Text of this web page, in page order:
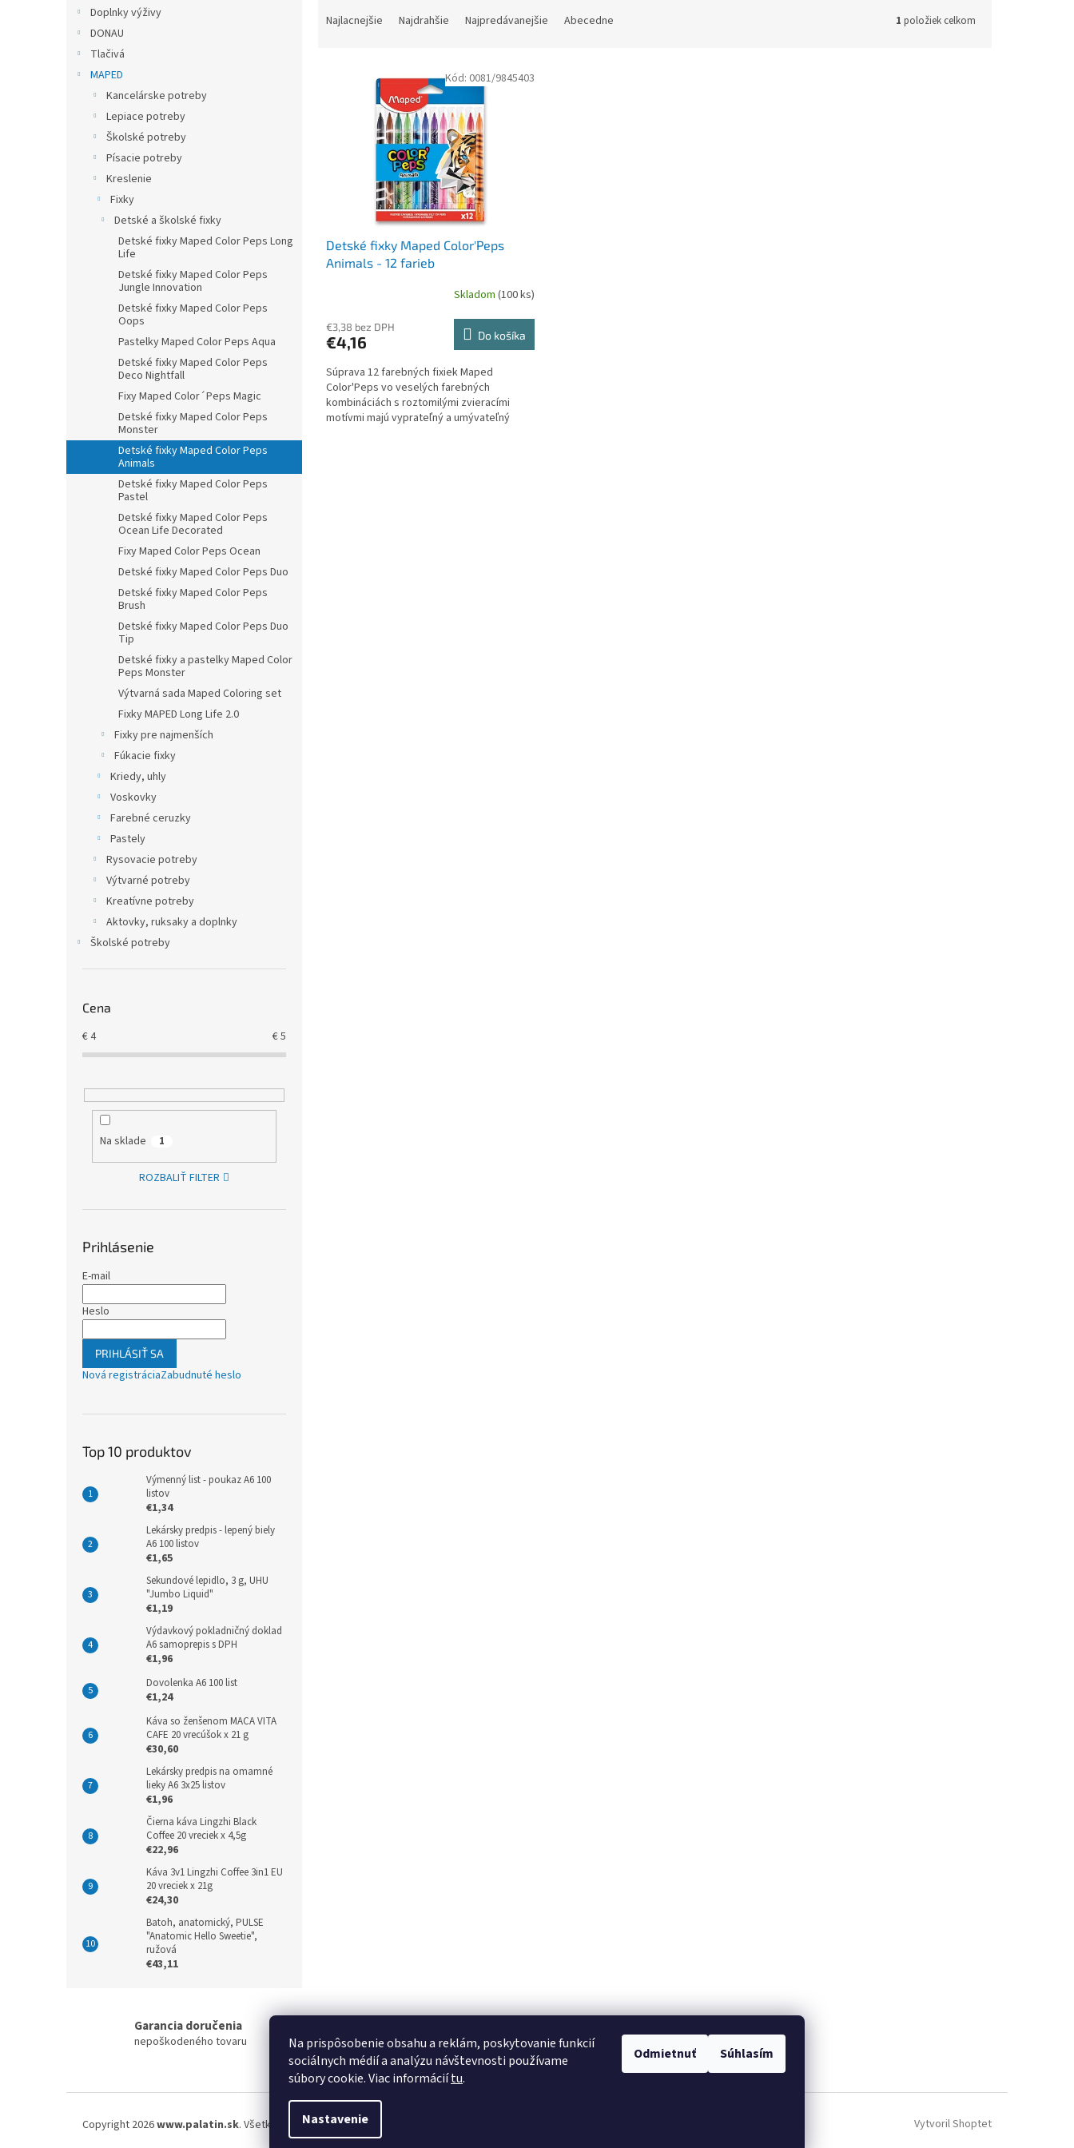
Na prispôsobenie obsahu a reklám, poskytovanie funkcií
sociálnych médií a analýzu návštevnosti používame
súbory cookie. Viac informáciítu.
Nastavenie
Odmietnuť Súhlasím
Doplnky výživy
DONAU
Tlačivá
MAPED
Kancelárske potreby
Lepiace potreby
Školské potreby
Písacie potreby
Kreslenie
Fixky
Detské a školské fixky
Detské fixky Maped Color Peps Long
Life
Detské fixky Maped Color Peps
Jungle Innovation
Detské fixky Maped Color Peps
Oops
Pastelky Maped Color Peps Aqua
Detské fixky Maped Color Peps
Deco Nightfall
Fixy Maped Color´Peps Magic
Detské fixky Maped Color Peps
Monster
Detské fixky Maped Color Peps
Animals
Detské fixky Maped Color Peps
Pastel
Detské fixky Maped Color Peps
Ocean Life Decorated
Fixy Maped Color Peps Ocean
Detské fixky Maped Color Peps Duo
Detské fixky Maped Color Peps
Brush
Detské fixky Maped Color Peps Duo
Tip
Detské fixky a pastelky Maped Color
Peps Monster
Výtvarná sada Maped Coloring set
Fixky MAPED Long Life 2.0
Fixky pre najmenších
Fúkacie fixky
Kriedy, uhly
Voskovky
Farebné ceruzky
Pastely
Rysovacie potreby
Výtvarné potreby
Kreatívne potreby
Aktovky, ruksaky a doplnky
Školské potreby
Cena
€4 €5
Na sklade 1
ROZBALIŤ FILTER
Prihlásenie
E-mail
Heslo
PRIHLÁSIŤ SA
Nová registráciaZabudnuté heslo
Top 10 produktov
Výmenný list - poukaz A6 100
listov
€1,34
Lekársky predpis - lepený biely
A6 100 listov
€1,65
Sekundové lepidlo, 3 g, UHU
"Jumbo Liquid"
€1,19
Výdavkový pokladničný doklad
A6 samoprepis s DPH
€1,96
Dovolenka A6 100 list
€1,24
Káva so ženšenom MACA VITA
CAFE 20 vrecúšok x 21 g
€30,60
Lekársky predpis na omamné
lieky A6 3x25 listov
€1,96
Čierna káva Lingzhi Black
Coffee 20 vreciek x 4,5g
€22,96
Káva 3v1 Lingzhi Coffee 3in1 EU
20 vreciek x 21g
€24,30
Batoh, anatomický, PULSE
"Anatomic Hello Sweetie",
ružová
€43,11
Najlacnejšie Najdrahšie Najpredávanejšie Abecedne 1 položiek celkom
Detské fixky Maped Color'Peps
Animals - 12 farieb
Skladom (100 ks)
€3,38 bez DPH
€4,16 Do košíka
Súprava 12 farebných fixiek Maped
Color'Peps vo veselých farebných
kombináciách s roztomilými zvieracími
motívmi majú vyprateľný a umývateľný
Kód: 0081/9845403
Garancia doručenia
nepoškodeného tovaru
Vytvoril Shoptet
Copyright 2026www.palatin.sk. Všetky práva vyhradené.Upraviť nastavenie cookies